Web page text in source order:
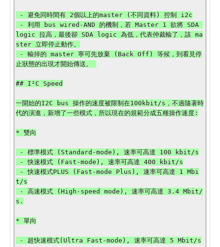
logic 拉高，最後卻 SDA logic 為低，代表仲裁輸了，該 ma
ster 立即停止動作。
止狀態的出現才開始傳送。
## I²C Speed
一開始的I2C bus 操作的速度被限制在100kbit/s，不過隨著時
代的演進，新增了一些模式，所以現在的規範分成五種操作速度:
* 雙向
t/s
s.
* 單向